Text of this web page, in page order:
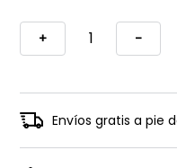
+ -
Envíos gratis a pie